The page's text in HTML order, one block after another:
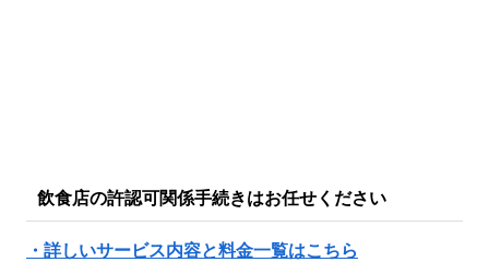
飲食店の許認可関係手続きはお任せください
・詳しいサービス内容と料金一覧はこちら